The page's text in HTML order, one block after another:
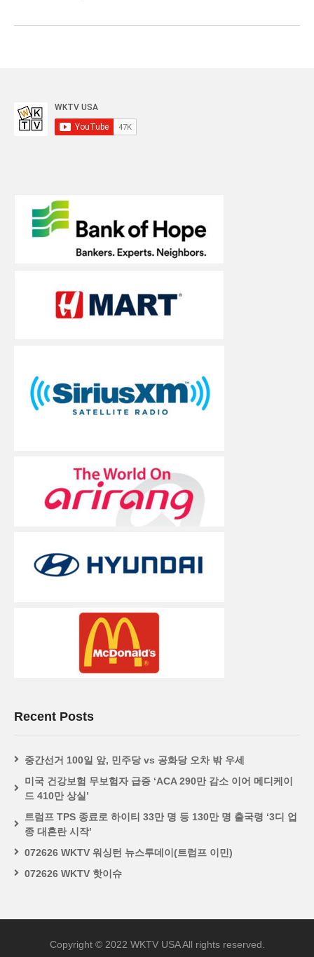
Recent Posts
중간선거 100일 앞, 민주당 vs 공화당 오차 밖 우세
미국 건강보험 무보험자 급증 ‘ACA 290만 감소 이어 메디케이
드 410만 상실’
트럼프 TPS 종료로 하이티 33만 명 등 130만 명 출국령 ‘3디 업
종 대혼란 시작’
072626 WKTV 워싱턴 뉴스투데이(트럼프 이민)
072626 WKTV 핫이슈
Copyright © 2022 WKTV USA All rights reserved.